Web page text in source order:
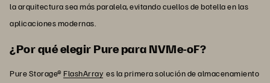
la arquitectura sea más paralela, evitando cuellos de botella en las
aplicaciones modernas.
¿Por qué elegir Pure para NVMe-oF?
Pure Storage® FlashArray es la primera solución de almacenamiento